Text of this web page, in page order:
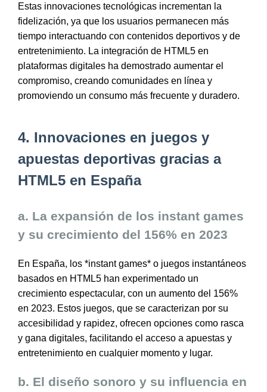
Estas innovaciones tecnológicas incrementan la
fidelización, ya que los usuarios permanecen más
tiempo interactuando con contenidos deportivos y de
entretenimiento. La integración de HTML5 en
plataformas digitales ha demostrado aumentar el
compromiso, creando comunidades en línea y
promoviendo un consumo más frecuente y duradero.
4. Innovaciones en juegos y
apuestas deportivas gracias a
HTML5 en España
a. La expansión de los instant games
y su crecimiento del 156% en 2023
En España, los *instant games* o juegos instantáneos
basados en HTML5 han experimentado un
crecimiento espectacular, con un aumento del 156%
en 2023. Estos juegos, que se caracterizan por su
accesibilidad y rapidez, ofrecen opciones como rasca
y gana digitales, facilitando el acceso a apuestas y
entretenimiento en cualquier momento y lugar.
b. El diseño sonoro y su influencia en